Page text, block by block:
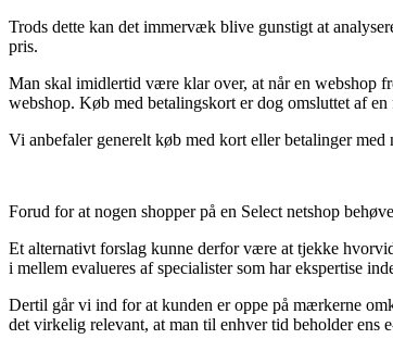
Trods dette kan det immervæk blive gunstigt at
pris.
Man skal imidlertid være klar over, at når en webshop
webshop. Køb med betalingskort er dog omsluttet af
Vi anbefaler generelt køb med kort eller betalinger
Forud for at nogen shopper på en Select netshop
Et alternativt forslag kunne derfor være at tjekke
i mellem evalueres af specialister som har ekspertise
Dertil går vi ind for at kunden er oppe på mærkerne
det virkelig relevant, at man til enhver tid beholder ens